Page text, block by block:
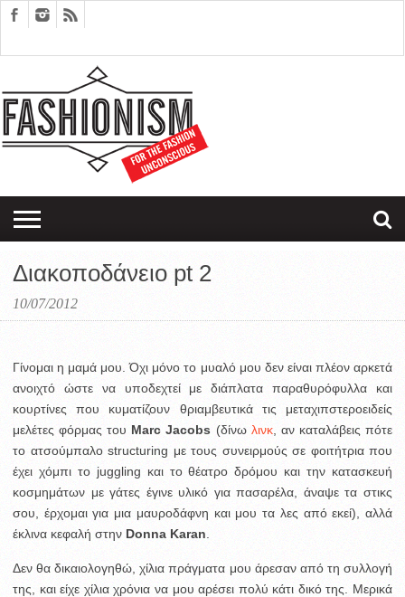
EDITORIALS
COUPLES
THERAPY
SARTORIAGRAM
Διακοποδάνειο pt 2
10/07/2012
Γίνομαι η μαμά μου. Όχι μόνο το μυαλό μου δεν είναι πλέον αρκετά
ανοιχτό ώστε να υποδεχτεί με διάπλατα παραθυρόφυλλα και
κουρτίνες που κυματίζουν θριαμβευτικά τις μεταχιπστεροειδείς
μελέτες φόρμας του Marc Jacobs (δίνω λινκ, αν καταλάβεις πότε
το ατσούμπαλο structuring με τους συνειρμούς σε φοιτήτρια που
έχει χόμπι το juggling και το θέατρο δρόμου και την κατασκευή
κοσμημάτων με γάτες έγινε υλικό για πασαρέλα, άναψε τα στικς
σου, έρχομαι για μια μαυροδάφνη και μου τα λες από εκεί), αλλά
έκλινα κεφαλή στην Donna Karan
Δεν θα δικαιολογηθώ, χίλια πράγματα μου άρεσαν από τη συλλογή
της, και είχε χίλια χρόνια να μου αρέσει πολύ κάτι δικό της. Μερικά